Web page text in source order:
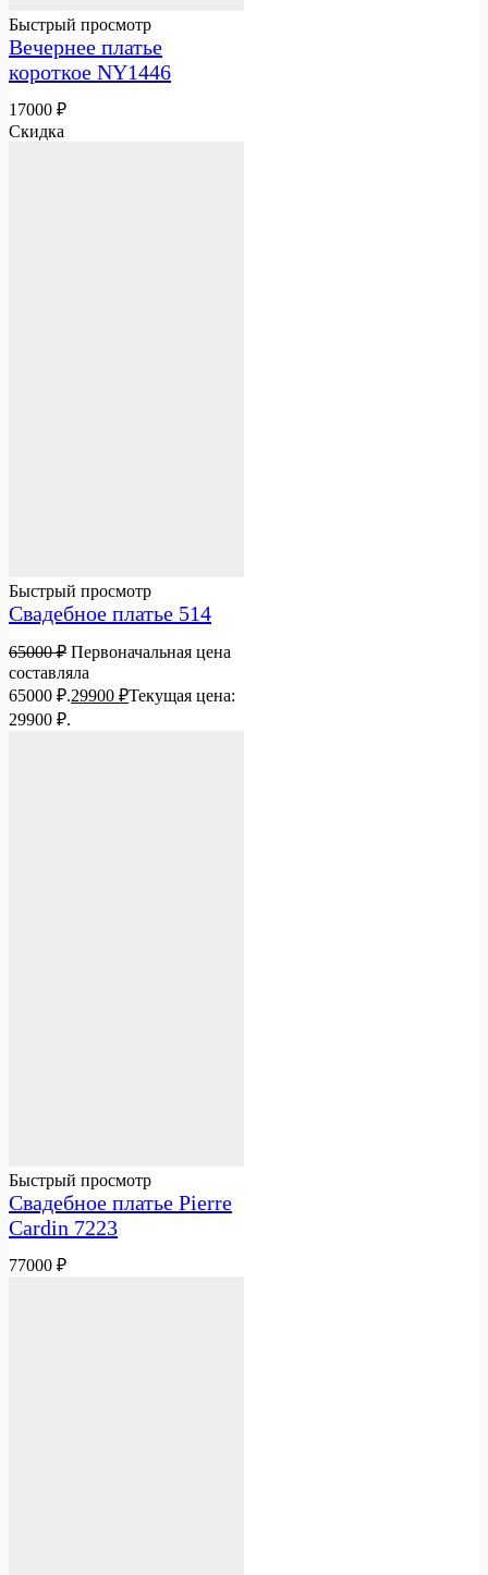
Быстрый просмотр
Вечернее платье
короткое NY1446
17000 ₽
Скидка
Быстрый просмотр
Свадебное платье 514
65000₽ Первоначальная цена
составляла
65000 ₽.29900 ₽Текущая цена:
29900 ₽.
Быстрый просмотр
Свадебное платье Pierre
Cardin 7223
77000 ₽